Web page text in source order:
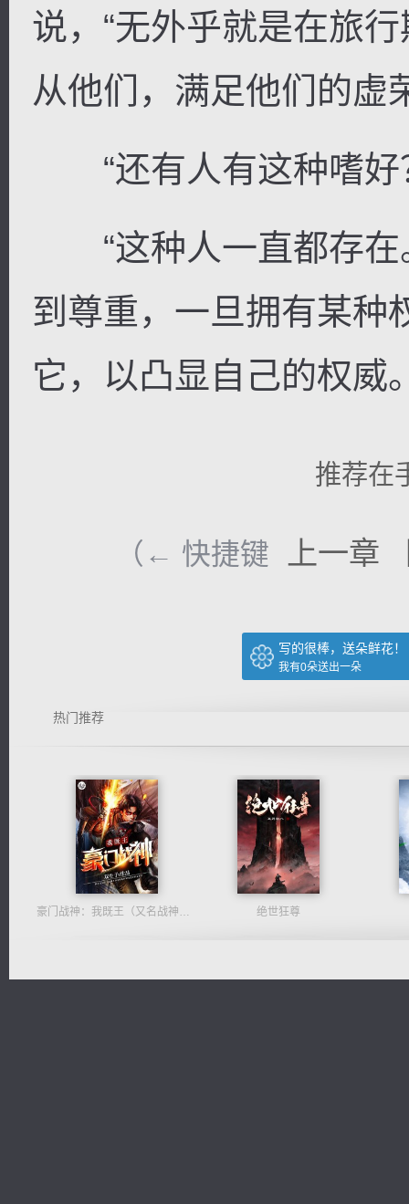
说，“无外乎就是在旅
从他们，满足他们的虚
“还有人有这种嗜好
“这种人一直都存在
到尊重，一旦拥有某种
它，以凸显自己的权威
推荐在
（← 快捷键 上一章
写的很棒，送朵鲜花！
我有0朵送出一朵
热门推荐
豪门战神：我既王（又名战神归来不败神婿修罗战神） 绝世狂尊